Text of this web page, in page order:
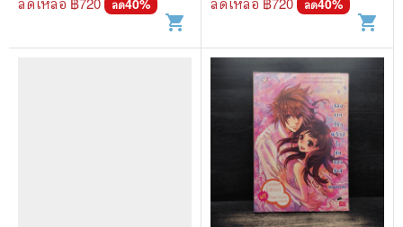
ลด40%
shopping_cart
ลด40%
shopping_cart